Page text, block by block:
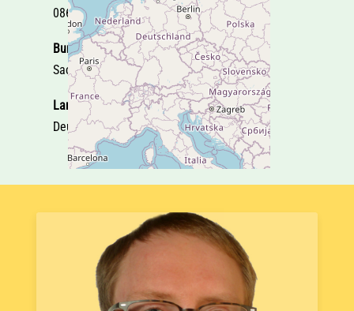
08606 Oelsnitz i.V.
Bundesland
Sachsen
Land
Deutschland